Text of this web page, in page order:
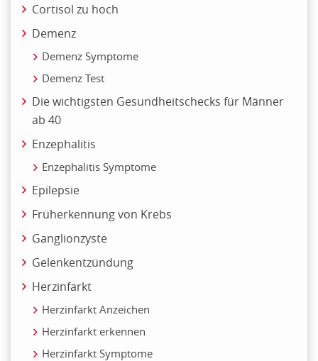
Cortisol zu hoch
Demenz
Demenz Symptome
Demenz Test
Die wichtigsten Gesundheitschecks für Männer
ab 40
Enzephalitis
Enzephalitis Symptome
Epilepsie
Früherkennung von Krebs
Ganglionzyste
Gelenkentzündung
Herzinfarkt
Herzinfarkt Anzeichen
Herzinfarkt erkennen
Herzinfarkt Symptome